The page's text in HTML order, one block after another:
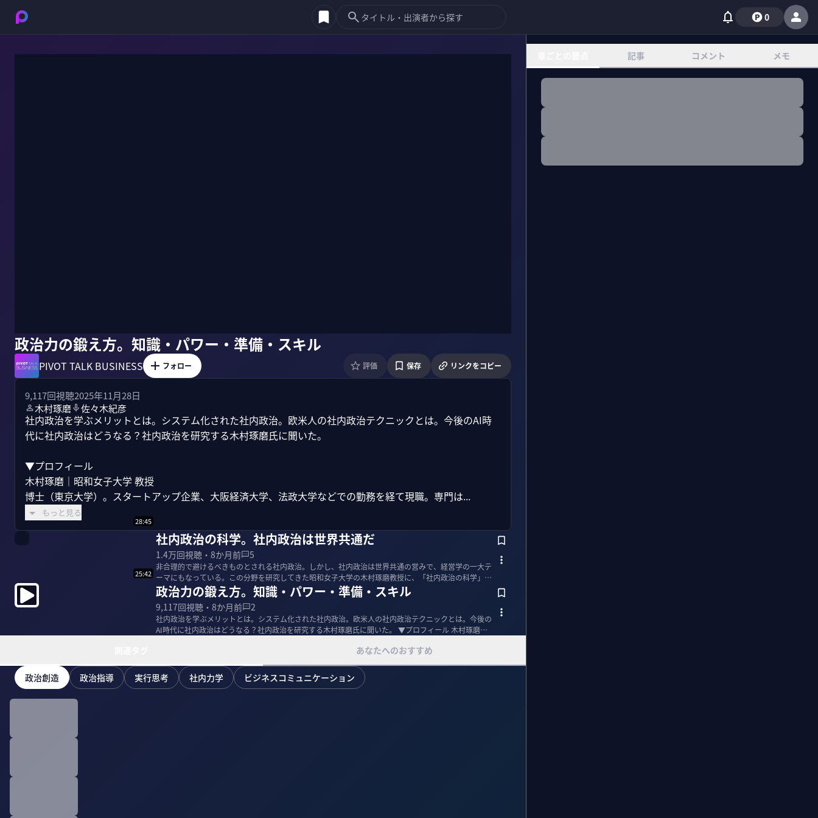
0
政治力の鍛え方。知識・パワー・準備・スキル
PIVOT TALK BUSINESS フォロー 評価 保存 リンクをコピー
9,117回視聴2025年11月28日
木村琢磨
佐々木紀彦
社内政治を学ぶメリットとは。システム化された社内政治。欧米人の社内政治テクニックとは。今後のAI時
代に社内政治はどうなる？社内政治を研究する木村琢磨氏に聞いた。
▼プロフィール
木村琢磨｜昭和女子大学 教授
博士（東京大学）。スタートアップ企業、大阪経済大学、法政大学などでの勤務を経て現職。専門は...
もっと見る
28:45
社内政治の科学。社内政治は世界共通だ
1.4万回視聴・ 8か月前 5
非合理的で避けるべきものとされる社内政治。しかし、社内政治は世界共通の営みで、経営学の一大テ
ーマにもなっている。この分野を研究してきた昭和女子大学の木村琢磨教授に、「社内政治の科学」に
ついて聞いた。 ...
25:42
政治力の鍛え方。知識・パワー・準備・スキル
9,117回視聴・ 8か月前 2
社内政治を学ぶメリットとは。システム化された社内政治。欧米人の社内政治テクニックとは。今後の
AI時代に社内政治はどうなる？社内政治を研究する木村琢磨氏に聞いた。 ▼プロフィール 木村琢磨｜
あなたへのおすすめ
政治創造 政治指導 実行思考 社内力学 ビジネスコミュニケーション
記事 コメント メモ